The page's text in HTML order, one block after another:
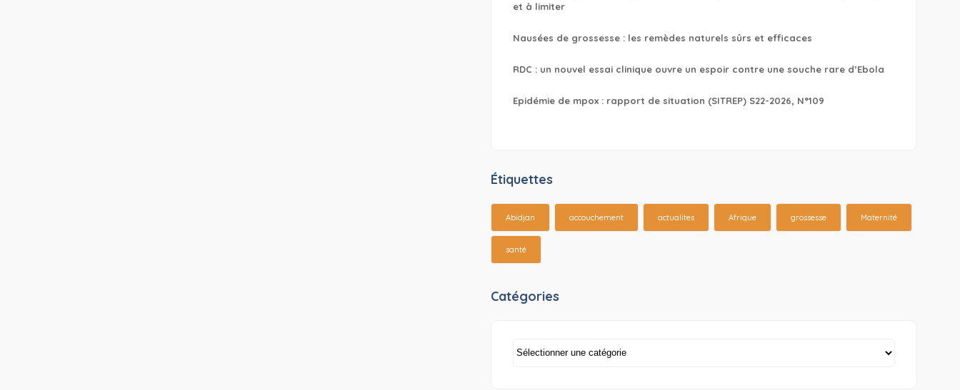
et à limiter
Nausées de grossesse : les remèdes naturels sûrs et efficaces
RDC : un nouvel essai clinique ouvre un espoir contre une souche rare d’Ebola
Epidémie de mpox : rapport de situation (SITREP) S22-2026, N°109
Étiquettes
Abidjan accouchement actualites Afrique grossesse Maternité
santé
Catégories